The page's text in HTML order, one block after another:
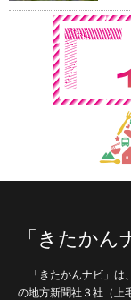
「きたかん
「きたかんナビ」は
の地方新聞社３社（上